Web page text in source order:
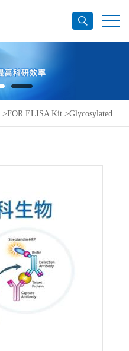
>FOR ELISA Kit >Glycosylated